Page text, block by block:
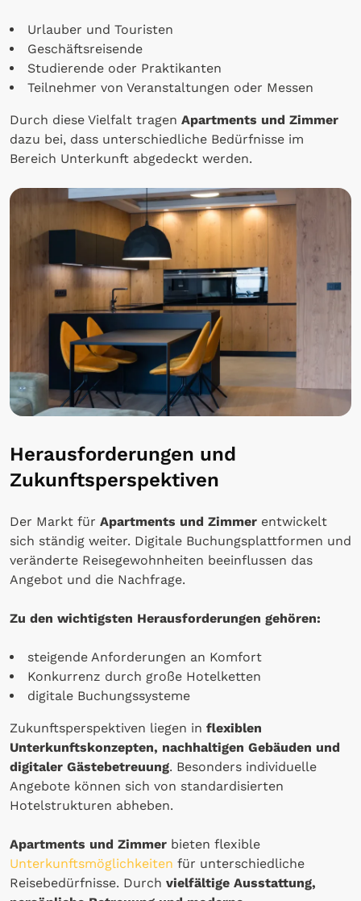
Urlauber und Touristen
Geschäftsreisende
Studierende oder Praktikanten
Teilnehmer von Veranstaltungen oder Messen
Durch diese Vielfalt tragen Apartments und Zimmer
dazu bei, dass unterschiedliche Bedürfnisse im
Bereich Unterkunft abgedeckt werden.
Herausforderungen und
Zukunftsperspektiven
Der Markt für Apartments und Zimmer entwickelt
sich ständig weiter. Digitale Buchungsplattformen und
veränderte Reisegewohnheiten beeinflussen das
Angebot und die Nachfrage.
Zu den wichtigsten Herausforderungen gehören:
steigende Anforderungen an Komfort
Konkurrenz durch große Hotelketten
digitale Buchungssysteme
Zukunftsperspektiven liegen in flexiblen
Unterkunftskonzepten, nachhaltigen Gebäuden und
digitaler Gästebetreuung. Besonders individuelle
Angebote können sich von standardisierten
Hotelstrukturen abheben.
Apartments und Zimmer bieten flexible
Unterkunftsmöglichkeiten für unterschiedliche
Reisebedürfnisse. Durch vielfältige Ausstattung,